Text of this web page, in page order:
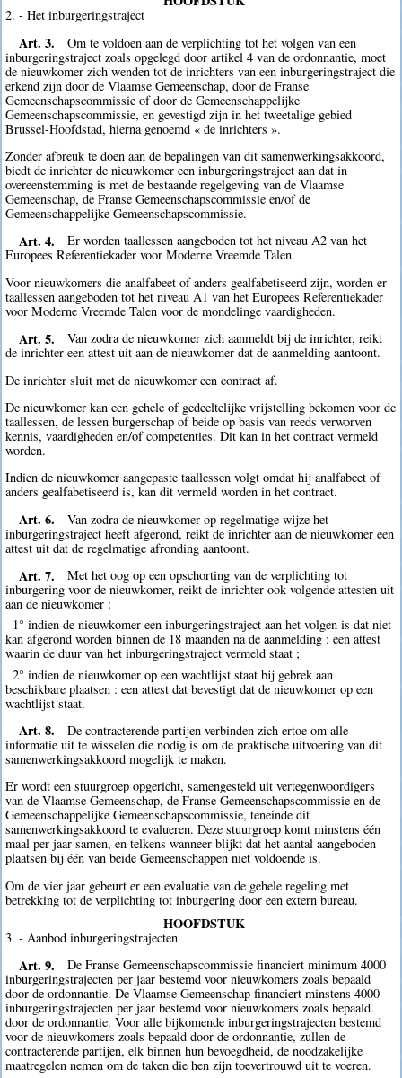
2. - Het inburgeringstraject
Art. 3.
Om te voldoen aan de verplichting tot het volgen van een
inburgeringstraject zoals opgelegd door artikel 4 van de ordonnantie, moet
de nieuwkomer zich wenden tot de inrichters van een inburgeringstraject die
erkend zijn door de Vlaamse Gemeenschap, door de Franse
Gemeenschapscommissie of door de Gemeenschappelijke
Gemeenschapscommissie, en gevestigd zijn in het tweetalige gebied
Brussel-Hoofdstad, hierna genoemd « de inrichters ».
Zonder afbreuk te doen aan de bepalingen van dit samenwerkingsakkoord,
biedt de inrichter de nieuwkomer een inburgeringstraject aan dat in
overeenstemming is met de bestaande regelgeving van de Vlaamse
Gemeenschap, de Franse Gemeenschapscommissie en/of de
Gemeenschappelijke Gemeenschapscommissie.
Art. 4.
Er worden taallessen aangeboden tot het niveau A2 van het
Europees Referentiekader voor Moderne Vreemde Talen.
Voor nieuwkomers die analfabeet of anders gealfabetiseerd zijn, worden er
taallessen aangeboden tot het niveau A1 van het Europees Referentiekader
voor Moderne Vreemde Talen voor de mondelinge vaardigheden.
Art. 5.
Van zodra de nieuwkomer zich aanmeldt bij de inrichter, reikt
de inrichter een attest uit aan de nieuwkomer dat de aanmelding aantoont.
De inrichter sluit met de nieuwkomer een contract af.
De nieuwkomer kan een gehele of gedeeltelijke vrijstelling bekomen voor de
taallessen, de lessen burgerschap of beide op basis van reeds verworven
kennis, vaardigheden en/of competenties. Dit kan in het contract vermeld
worden.
Indien de nieuwkomer aangepaste taallessen volgt omdat hij analfabeet of
anders gealfabetiseerd is, kan dit vermeld worden in het contract.
Art. 6.
Van zodra de nieuwkomer op regelmatige wijze het
inburgeringstraject heeft afgerond, reikt de inrichter aan de nieuwkomer een
attest uit dat de regelmatige afronding aantoont.
Art. 7.
Met het oog op een opschorting van de verplichting tot
inburgering voor de nieuwkomer, reikt de inrichter ook volgende attesten uit
aan de nieuwkomer :
1° indien de nieuwkomer een inburgeringstraject aan het volgen is dat niet
kan afgerond worden binnen de 18 maanden na de aanmelding : een attest
waarin de duur van het inburgeringstraject vermeld staat ;
2° indien de nieuwkomer op een wachtlijst staat bij gebrek aan
beschikbare plaatsen : een attest dat bevestigt dat de nieuwkomer op een
wachtlijst staat.
Art. 8.
De contracterende partijen verbinden zich ertoe om alle
informatie uit te wisselen die nodig is om de praktische uitvoering van dit
samenwerkingsakkoord mogelijk te maken.
Er wordt een stuurgroep opgericht, samengesteld uit vertegenwoordigers
van de Vlaamse Gemeenschap, de Franse Gemeenschapscommissie en de
Gemeenschappelijke Gemeenschapscommissie, teneinde dit
samenwerkingsakkoord te evalueren. Deze stuurgroep komt minstens één
maal per jaar samen, en telkens wanneer blijkt dat het aantal aangeboden
plaatsen bij één van beide Gemeenschappen niet voldoende is.
Om de vier jaar gebeurt er een evaluatie van de gehele regeling met
betrekking tot de verplichting tot inburgering door een extern bureau.
HOOFDSTUK
3. - Aanbod inburgeringstrajecten
Art. 9.
De Franse Gemeenschapscommissie financiert minimum 4000
inburgeringstrajecten per jaar bestemd voor nieuwkomers zoals bepaald
door de ordonnantie. De Vlaamse Gemeenschap financiert minstens 4000
inburgeringstrajecten per jaar bestemd voor nieuwkomers zoals bepaald
door de ordonnantie. Voor alle bijkomende inburgeringstrajecten bestemd
voor de nieuwkomers zoals bepaald door de ordonnantie, zullen de
contracterende partijen, elk binnen hun bevoegdheid, de noodzakelijke
maatregelen nemen om de taken die hen zijn toevertrouwd uit te voeren.